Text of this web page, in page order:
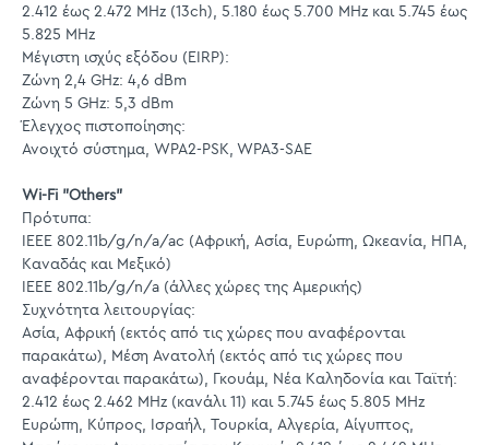
2.412 έως 2.472 MHz (13ch), 5.180 έως 5.700 MHz και 5.745 έως
5.825 MHz
Μέγιστη ισχύς εξόδου (EIRP):
Ζώνη 2,4 GHz: 4,6 dBm
Ζώνη 5 GHz: 5,3 dBm
Έλεγχος πιστοποίησης:
Ανοιχτό σύστημα, WPA2-PSK, WPA3-SAE
Wi-Fi "Others"
Πρότυπα:
IEEE 802.11b/g/n/a/ac (Αφρική, Ασία, Ευρώπη, Ωκεανία, ΗΠΑ,
Καναδάς και Μεξικό)
IEEE 802.11b/g/n/a (άλλες χώρες της Αμερικής)
Συχνότητα λειτουργίας:
Ασία, Αφρική (εκτός από τις χώρες που αναφέρονται
παρακάτω), Μέση Ανατολή (εκτός από τις χώρες που
αναφέρονται παρακάτω), Γκουάμ, Νέα Καληδονία και Ταϊτή:
2.412 έως 2.462 MHz (κανάλι 11) και 5.745 έως 5.805 MHz
Ευρώπη, Κύπρος, Ισραήλ, Τουρκία, Αλγερία, Αίγυπτος,